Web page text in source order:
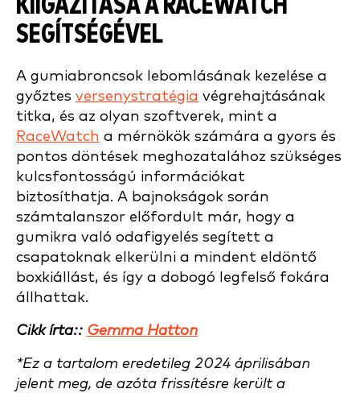
KIIGAZÍTÁSA A RACEWATCH
SEGÍTSÉGÉVEL
A gumiabroncsok lebomlásának kezelése a
győztes versenystratégia végrehajtásának
titka, és az olyan szoftverek, mint a
RaceWatch a mérnökök számára a gyors és
pontos döntések meghozatalához szükséges
kulcsfontosságú információkat
biztosíthatja. A bajnokságok során
számtalanszor előfordult már, hogy a
gumikra való odafigyelés segített a
csapatoknak elkerülni a mindent eldöntő
boxkiállást, és így a dobogó legfelső fokára
állhattak.
Cikk írta:: Gemma Hatton
*Ez a tartalom eredetileg 2024 áprilisában
jelent meg, de azóta frissítésre került a